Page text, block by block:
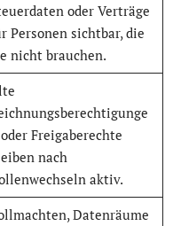
oder Verträge
Personen sichtbar, die
nicht brauchen.
Freigaberechte
nach
aktiv.
Datenräume